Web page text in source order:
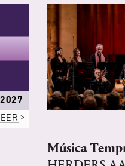
Música